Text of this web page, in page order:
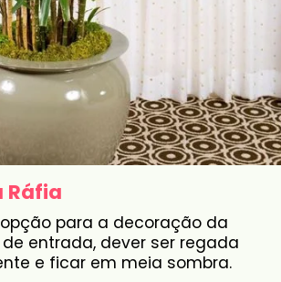
Ráfia
para a decoração da
entrada, dever ser regada
e ficar em meia sombra.